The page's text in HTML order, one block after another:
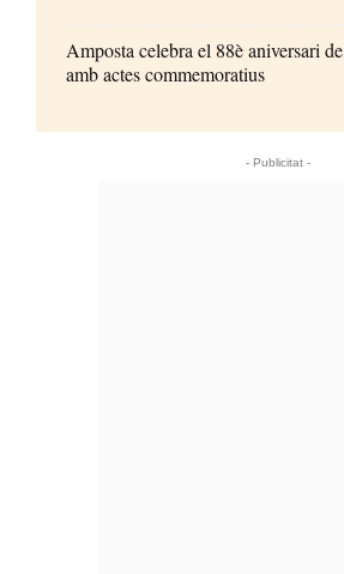
Amposta celebra el 88è aniversari
amb actes commemoratius
- Publicitat -